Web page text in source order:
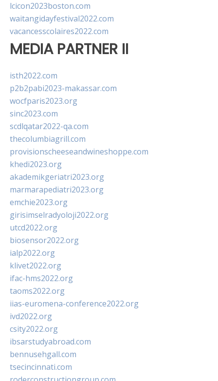
lcicon2023boston.com
waitangidayfestival2022.com
vacancesscolaires2022.com
MEDIA PARTNER II
isth2022.com
p2b2pabi2023-makassar.com
wocfparis2023.org
sinc2023.com
scdlqatar2022-qa.com
thecolumbiagrill.com
provisionscheeseandwineshoppe.com
khedi2023.org
akademikgeriatri2023.org
marmarapediatri2023.org
emchie2023.org
girisimselradyoloji2022.org
utcd2022.org
biosensor2022.org
ialp2022.org
klivet2022.org
ifac-hms2022.org
taoms2022.org
iias-euromena-conference2022.org
ivd2022.org
csity2022.org
ibsarstudyabroad.com
bennusehgall.com
tsecincinnati.com